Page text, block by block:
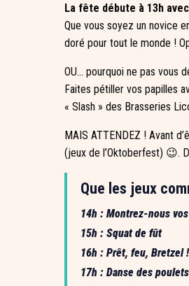
La fête débute à 13h
Que vous soyez un novice
doré pour tout le monde !
OU… pourquoi ne pas vous
Faites pétiller vos papilles
« Slash » des Brasseries
MAIS ATTENDEZ ! Avant
(jeux de l’Oktoberfest) 😉.
Que les jeux
14h : Montrez-nous
15h : Squat de fût
16h : Prêt, feu, Bretzel
17h : Danse des